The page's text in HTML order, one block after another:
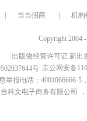
当当招商 机构
Copyright 2004
出版物经营许可证 新出
京公网安备
举报电话：4001066666-5
科文电子商务有限公司